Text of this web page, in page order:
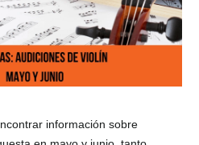
información sobre